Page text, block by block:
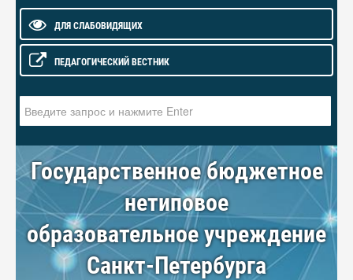
ДЛЯ СЛАБОВИДЯЩИХ
ПЕДАГОГИЧЕСКИЙ ВЕСТНИК
Государственное бюджетное
нетиповое
образовательное учреждение
Санкт-Петербурга